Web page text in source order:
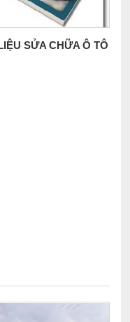
SỬA CHỮA Ô TÔ